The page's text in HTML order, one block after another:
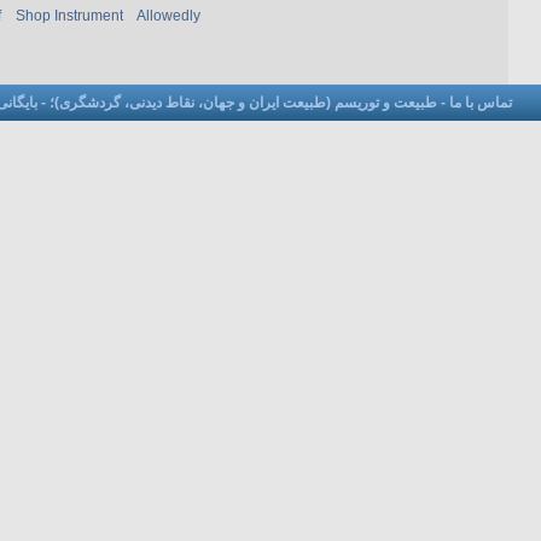
Shop Instrument Allowedly
تماس با ما - طبیعت و توریسم (طبیعت ایران و جهان، نقاط دیدنی، گردشگری)؛ -